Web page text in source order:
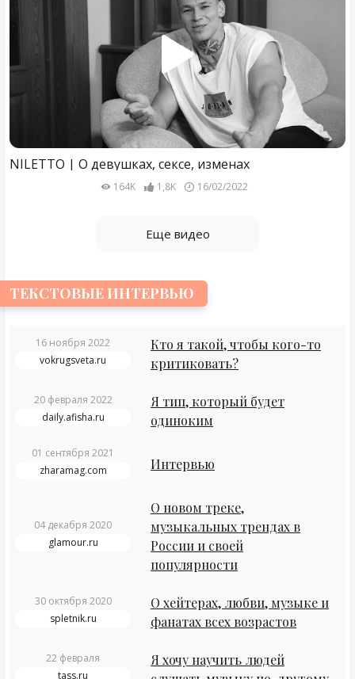
NILETTO | О девушках, сексе, изменах
164K 1,8K 16/02/2022
Еще видео
ТЕКСТОВЫЕ ИНТЕРВЬЮ
16 ноября 2022
vokrugsveta.ru
Кто я такой, чтобы кого-то
критиковать?
20 февраля 2022
daily.afisha.ru
Я тип, который будет
одиноким
01 сентября 2021
zharamag.com
Интервью
04 декабря 2020
glamour.ru
О новом треке,
музыкальных трендах в
России и своей
популярности
30 октября 2020
spletnik.ru
О хейтерах, любви, музыке и
фанатах всех возрастов
22 февраля
tass.ru
Я хочу научить людей